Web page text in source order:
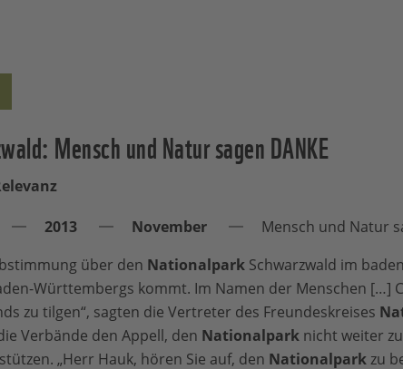
Mensch und Natur sagen DANKE
2013 November
Mensch und Natur
über den Nationalpark Schwarzwald im
Württembergs kommt. Im Namen der Menschen […]
zu tilgen“, sagten die Vertreter des Freundeskreises
Verbände den Appell, den Nationalpark nicht weiter
„Herr Hauk, hören Sie auf, den Nationalparkzu